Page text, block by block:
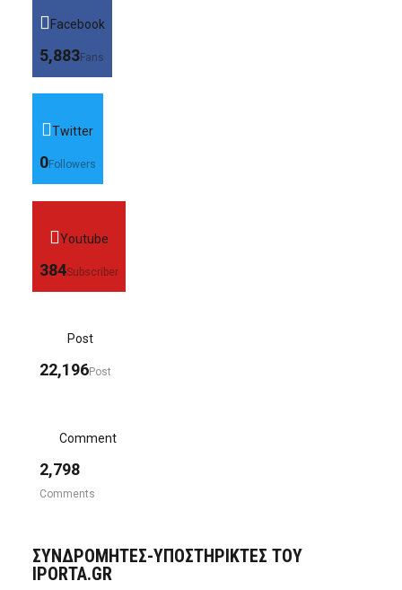
Facebook
5,883Fans
Twitter
0Followers
Youtube
384Subscriber
Post
22,196Post
Comment
2,798
Comments
ΣΥΝΔΡΟΜΗΤΈΣ-ΥΠΟΣΤΗΡΙΚΤΈΣ ΤΟΥ
IPORTA.GR